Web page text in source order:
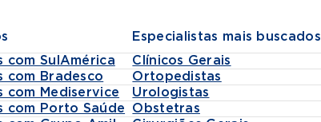
com SulAmérica
com Bradesco
com Mediservice
com Porto Saúde
Especialistas mais buscados
Clínicos Gerais
Ortopedistas
Urologistas
Obstetras